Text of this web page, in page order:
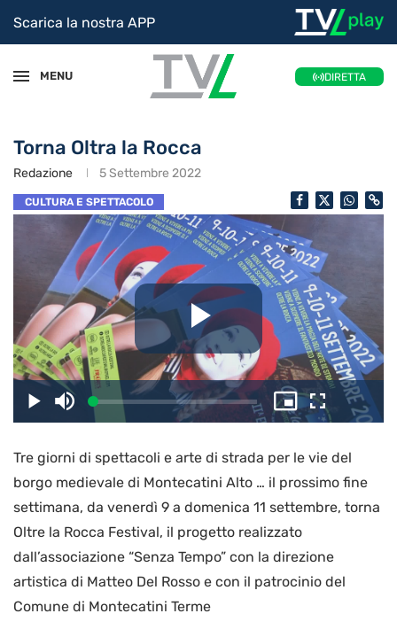
Scarica la nostra APP
MENU DIRETTA
Torna Oltra la Rocca
Redazione 5 Settembre 2022
CULTURA E SPETTACOLO
il
video
PlayDisattiva
l’audio
Caricato:
3.24%
Picture-
in-
Schermo
intero
Tre giorni di spettacoli e arte di strada per le vie del
borgo medievale di Montecatini Alto … il prossimo fine
settimana, da venerdì 9 a domenica 11 settembre, torna
Oltre la Rocca Festival, il progetto realizzato
dall’associazione “Senza Tempo” con la direzione
artistica di Matteo Del Rosso e con il patrocinio del
Comune di Montecatini Terme